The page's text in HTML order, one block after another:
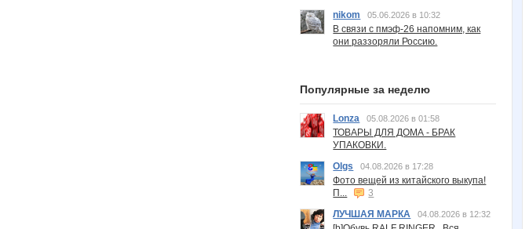
nikom
05.06.2026 в 10:32
В связи с пмэф-26 напомним, как
они раззоряли Россию.
Популярные за неделю
Lonza 05.08.2026 в 01:58
ТОВАРЫ ДЛЯ ДОМА - БРАК
УПАКОВКИ.
Olgs
04.08.2026 в 17:28
Фото вещей из китайского выкупа!
П...
3
ЛУЧШАЯ МАРКА
04.08.2026 в 12:32